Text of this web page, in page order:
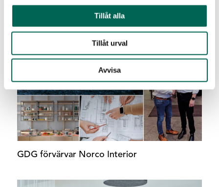
Tillåt alla
Tillåt urval
Avvisa
Relaterade inlägg
GDG förvärvar Norco Interior